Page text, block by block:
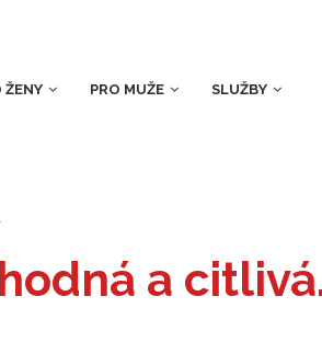
ŽENY PRO MUŽE SLUŽBY
a